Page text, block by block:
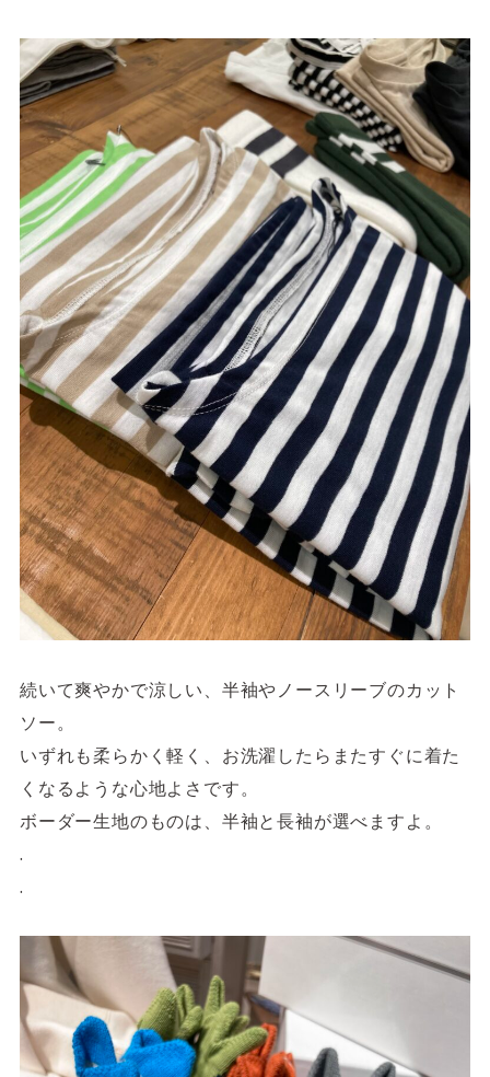
続いて爽やかで涼しい、半袖やノースリーブのカット
ソー。
いずれも柔らかく軽く、お洗濯したらまたすぐに着た
くなるような心地よさです。
ボーダー生地のものは、半袖と長袖が選べますよ。
.
.